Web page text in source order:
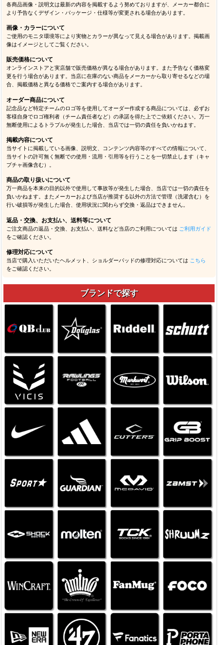
各商品画像・説明文は最新の内容を掲載するよう努めておりますが、メーカー都合に
より予告なくデザイン・パッケージ・仕様等が変更される場合があります。
画像・カラーについて
ご使用のモニタ環境等により実物とカラーが異なって見える場合があります。掲載画
像はイメージとしてご覧ください。
販売価格について
オンラインストアと実店舗で販売価格が異なる場合があります。また予告なく価格変
更を行う場合があります。当店に在庫のない商品をメーカーから取り寄せるなどの場
合、掲載価格と異なる価格でご案内する場合があります。
オーダー商品について
記念品など特定チームのロゴ等を使用してオーダー作成する商品については、必ずお
客様自身でロゴ権利者（チーム責任者など）の承諾を得た上でご依頼ください。万一
無断使用によるトラブルが発生した場合、当店では一切の責任を負いかねます。
掲載内容について
当サイトに掲載している画像、説明文、コンテンツ内容等のすべての情報について、
当サイトの許可無く無断での使用・流用・引用等を行うことを一切禁止します（キャ
プチャ画像含む）。
商品の取り扱いについて
万一商品を本来の目的以外で使用して事故等が発生した場合、当店では一切の責任を
負いかねます。またメーカーおよび当店が推奨する以外の方法で管理（洗濯含む）を
行い破損等が発生した場合、使用状況に関わらず交換・返品はできません。
返品・交換、お支払い、送料等について
ご注文商品の返品・交換、お支払い、送料など当店のご利用については ご利用ガイド
をご確認ください。
修理対応について
当店で購入いただいたヘルメット、ショルダーパッドの修理対応については こちら
をご確認ください。
ブランドで探す